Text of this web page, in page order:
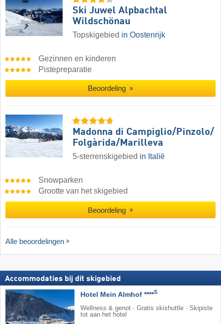
Ski Juwel Alpbachtal
Wildschönau
Topskigebied in Oostenrijk
Gezinnen en kinderen
Pistepreparatie
Beoordeling
Madonna di Campiglio/​Pinzolo/​
Folgàrida/​Marilleva
5-sterrenskigebied in Italië
Snowparken
Grootte van het skigebied
Beoordeling
Alle beoordelingen
Accommodaties bij dit skigebied
Hotel Mein Almhof ****S
Wellness & genot · Gratis skishuttle · Skipiste
tot aan het hotel